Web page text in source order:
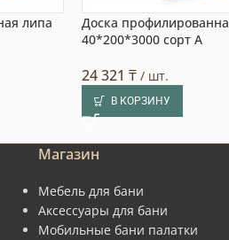
липа
Доска
40*200*3000 сорт А
24 321 ₸/ шт.
В КОРЗИНУ
Магазин
Мебель для бани
Аксессуары для бани
Мобильные бани палатки